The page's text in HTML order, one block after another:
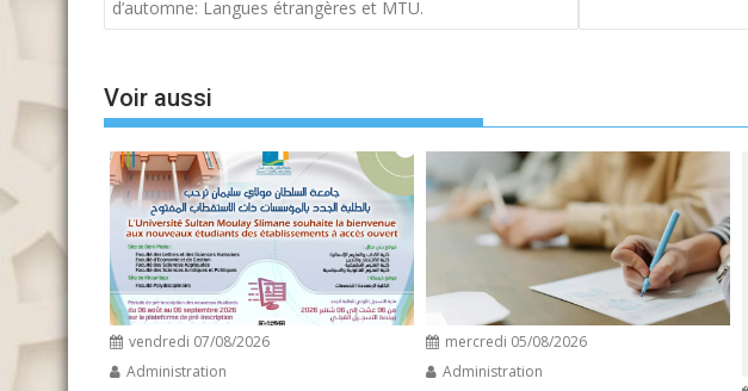
l’article
d’automne: Langues étrangères et MTU.
Voir aussi
vendredi 07/08/2026
Administration
mercredi 05/08/2026
Administration